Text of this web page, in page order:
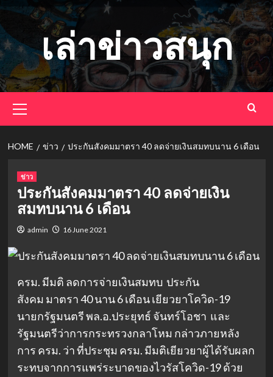
Skip
to
content
เล่าข่าวสนุก
Menu
HOME ข่าว ประกันสังคมมาตรา 40 ลดจ่ายเงินสมทบนาน 6 เดือน
ข่าว
ประกันสังคมมาตรา 40 ลดจ่ายเงิน
สมทบนาน 6 เดือน
admin 16 June 2021
ครม. มีมติ ลดการจ่ายเงินสมทบ ประกัน
สังคม มาตรา 40 นาน 6 เดือน เยียวยาโควิด-19
นายกรัฐมนตรี พล.อ.ประยุทธ์ จันทร์โอชา และ
รัฐมนตรีว่าการกระทรวงกลาโหม กล่าวภายหลัง
การ ครม. ว่า ที่ประชุม ครม. มีมติเยียวยาผู้ได้รับผลก
ระทบจากการแพร่ระบาดของไวรัสโควิด-19 ด้วย